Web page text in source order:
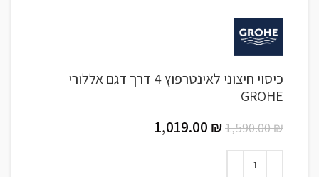
כיסוי חיצוני לאינטרפוץ 4 דרך דגם אללורי
GROHE
1,590.00₪
1,019.00 ₪